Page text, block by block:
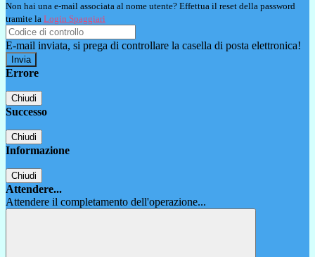
Non hai una e-mail associata al nome utente? Effettua il reset della password
tramite la Login Spaggiari
E-mail inviata, si prega di controllare la casella di posta elettronica!
Errore
Chiudi
Successo
Chiudi
Informazione
Chiudi
Attendere...
Attendere il completamento dell'operazione...